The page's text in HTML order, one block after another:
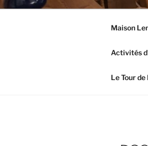
Maison
Activités
Le Tour